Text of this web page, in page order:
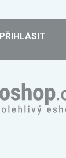
PŘIHLÁSIT